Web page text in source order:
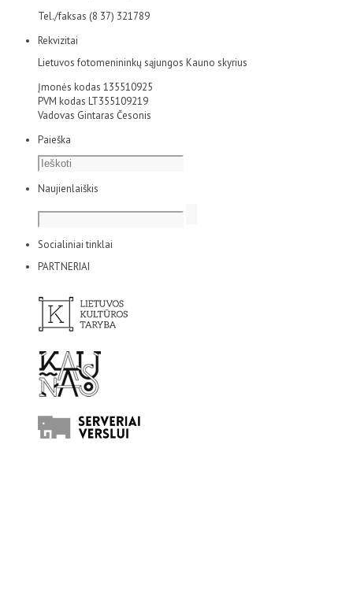
Tel./faksas (8 37) 321789
Rekvizitai
Lietuvos fotomenininkų sąjungos Kauno skyrius
Įmonės kodas 135510925
PVM kodas LT355109219
Vadovas Gintaras Česonis
Paieška
Naujienlaiškis
Socialiniai tinklai
PARTNERIAI